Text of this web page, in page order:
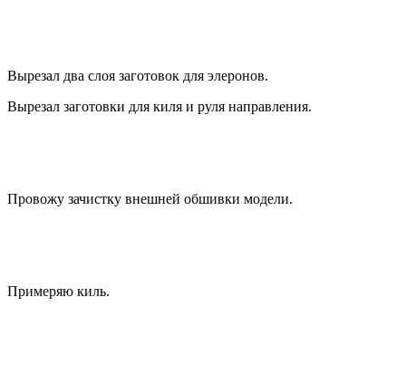
Вырезал два слоя заготовок для элеронов.
Вырезал заготовки для киля и руля направления.
Провожу зачистку внешней обшивки модели.
Примеряю киль.